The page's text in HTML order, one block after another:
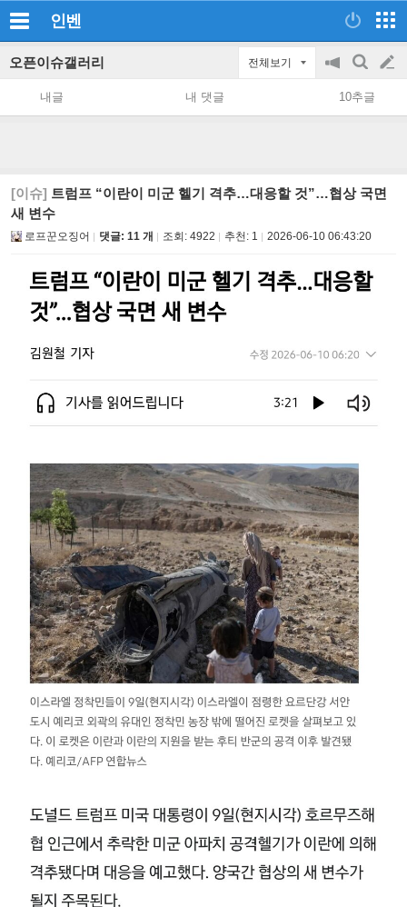
인벤
오픈이슈갤러리 전체보기
공
지
on/off
검
색
글
쓰
내글 내 댓글 10추글
[이슈] 트럼프 “이란이 미군 헬기 격추…대응할 것”…협상 국면
새 변수
로프꾼오징어 댓글: 11 개 조회: 4922 추천: 1 2026-06-10 06:43:20